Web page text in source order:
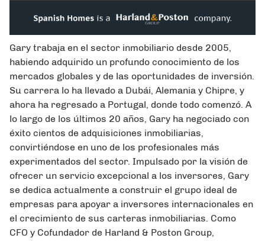
Gary trabaja en el sector inmobiliario desde 2005,
habiendo adquirido un profundo conocimiento de los
mercados globales y de las oportunidades de inversión.
Su carrera lo ha llevado a Dubái, Alemania y Chipre, y
ahora ha regresado a Portugal, donde todo comenzó. A
lo largo de los últimos 20 años, Gary ha negociado con
éxito cientos de adquisiciones inmobiliarias,
convirtiéndose en uno de los profesionales más
experimentados del sector. Impulsado por la visión de
ofrecer un servicio excepcional a los inversores, Gary
se dedica actualmente a construir el grupo ideal de
empresas para apoyar a inversores internacionales en
el crecimiento de sus carteras inmobiliarias. Como
CFO y Cofundador de Harland & Poston Group,